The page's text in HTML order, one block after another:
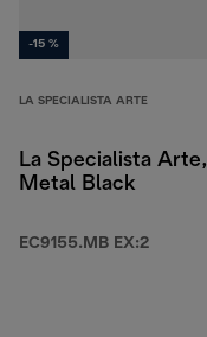
-15 %
LA SPECIALISTA ARTE
La Specialista Arte,
Metal Black
EC9155.MB EX:2